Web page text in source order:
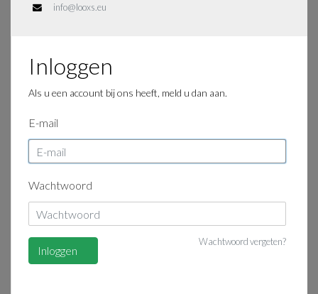
info@looxs.eu
Inloggen
Als u een account bij ons heeft, meld u dan aan.
E-mail
Wachtwoord
Wachtwoord vergeten?
Inloggen